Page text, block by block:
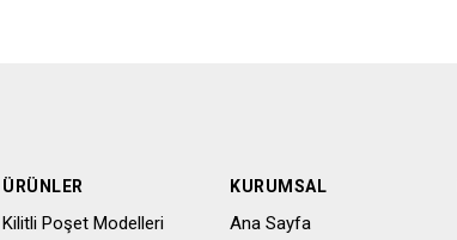
ÜRÜNLER
Kilitli Poşet Modelleri
KURUMSAL
Ana Sayfa